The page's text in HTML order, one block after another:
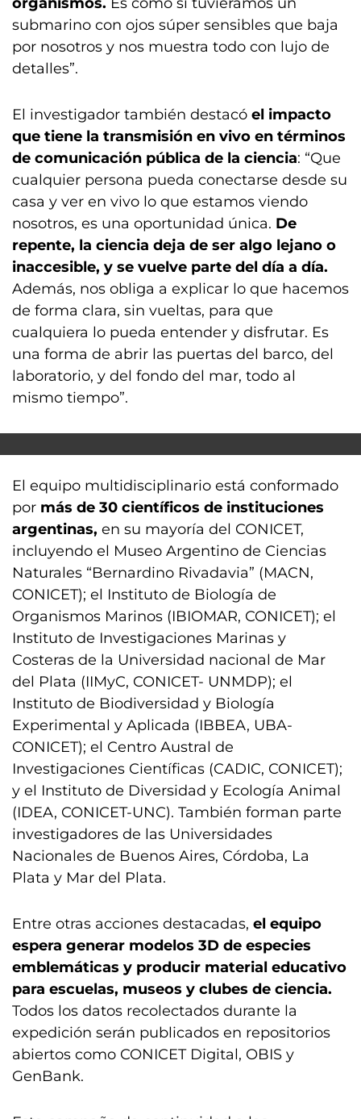
submarino con ojos súper sensibles que baja
por nosotros y nos muestra todo con lujo de
detalles”.
El investigador también destacó el impacto
que tiene la transmisión en vivo en términos
de comunicación pública de la ciencia: “Que
cualquier persona pueda conectarse desde su
casa y ver en vivo lo que estamos viendo
nosotros, es una oportunidad única. De
repente, la ciencia deja de ser algo lejano o
inaccesible, y se vuelve parte del día a día.
Además, nos obliga a explicar lo que hacemos
de forma clara, sin vueltas, para que
cualquiera lo pueda entender y disfrutar. Es
una forma de abrir las puertas del barco, del
laboratorio, y del fondo del mar, todo al
mismo tiempo”.
El equipo multidisciplinario está conformado
por más de 30 científicos de instituciones
argentinas, en su mayoría del CONICET,
incluyendo el Museo Argentino de Ciencias
Naturales “Bernardino Rivadavia” (MACN,
CONICET); el Instituto de Biología de
Organismos Marinos (IBIOMAR, CONICET); el
Instituto de Investigaciones Marinas y
Costeras de la Universidad nacional de Mar
del Plata (IIMyC, CONICET- UNMDP); el
Instituto de Biodiversidad y Biología
Experimental y Aplicada (IBBEA, UBA-
CONICET); el Centro Austral de
Investigaciones Científicas (CADIC, CONICET);
y el Instituto de Diversidad y Ecología Animal
(IDEA, CONICET-UNC). También forman parte
investigadores de las Universidades
Nacionales de Buenos Aires, Córdoba, La
Plata y Mar del Plata.
Entre otras acciones destacadas, el equipo
espera generar modelos 3D de especies
emblemáticas y producir material educativo
para escuelas, museos y clubes de ciencia.
Todos los datos recolectados durante la
expedición serán publicados en repositorios
abiertos como CONICET Digital, OBIS y
GenBank.